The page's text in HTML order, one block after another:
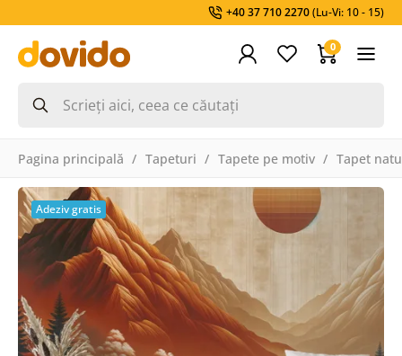
+40 37 710 2270(Lu-Vi: 10 - 15)
0
Pagina principală Tapeturi Tapete pe motiv Tapet
Adeziv gratis